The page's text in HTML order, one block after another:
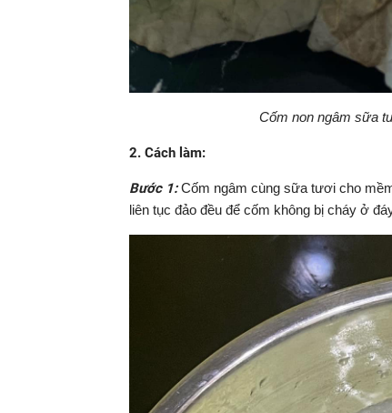
Cốm non ngâm sữa
2. Cách làm:
Bước 1:Cốm ngâm cùng sữa tươi cho
liên tục đảo đều để cốm không bị cháy ở